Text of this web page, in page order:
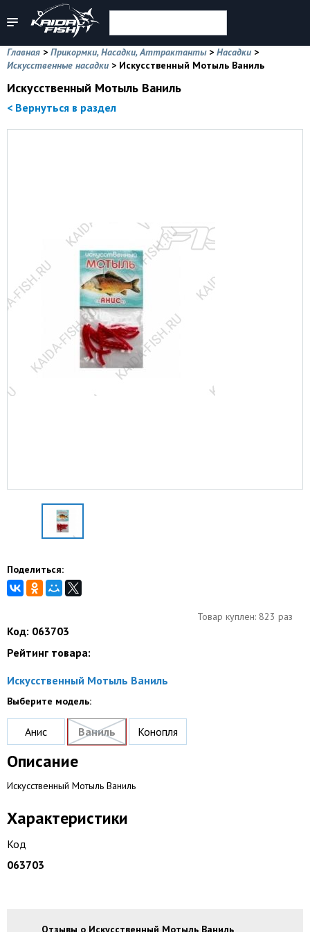
Главная > Прикормки, Насадки, Аттрактанты> Насадки >
Искусственные насадки > Искусственный Мотыль Ваниль
Искусственный Мотыль Ваниль
< Вернуться в раздел
Поделиться:
Товар куплен: 823 раз
Код: 063703
Рейтинг товара:
Искусственный Мотыль Ваниль
Выберите модель:
Анис Ваниль Конопля
Описание
Искусственный Мотыль Ваниль
Характеристики
Код
063703
Отзывы о Искусственный Мотыль Ваниль